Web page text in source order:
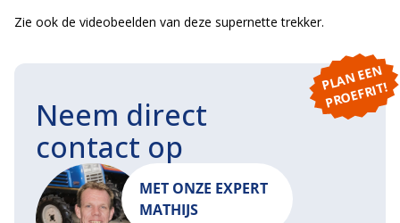
Zie ook de videobeelden van deze supernette trekker.
P
L
A
N
E
E
N
P
R
O
E
F
RI
T!
Neem direct
contact op
MET ONZE EXPERT
MATHIJS